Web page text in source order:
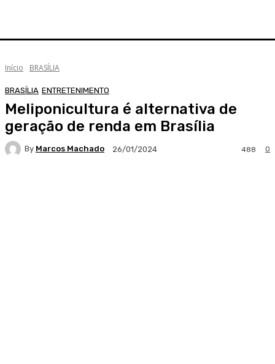
Início BRASÍLIA
BRASÍLIA ENTRETENIMENTO
Meliponicultura é alternativa de
geração de renda em Brasília
By Marcos Machado 26/01/2024 0
488